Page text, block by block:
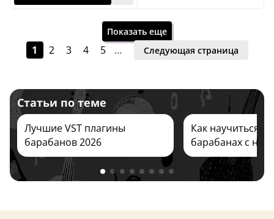
27 сентября 27 сентября
Показать еще
1 2 3 4 5 … Следующая страница
Статьи по теме
Лучшие VST плагины
барабанов 2026
Как научиться
барабанах с нуля